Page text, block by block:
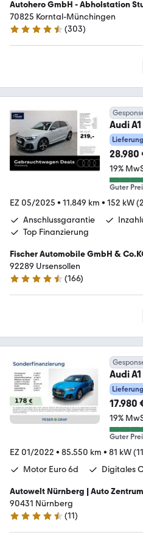
Autohero GmbH - Abholstation
70825 Korntal-Münchingen
4.4 Sterne
(303)
Audi
LED/
28.980
19%
Guter
EZ 05/2025 • 11.849 km • 152 kW
Anschlussgarantie
Top Finanzierung
Fischer Automobile GmbH &
92289 Ursensollen
4.7 Sterne
(166)
Audi
tronic
17.980
19%
Guter
EZ 01/2022 • 85.550 km • 81 kW
Motor Euro 6d
Digitales
Autowelt Nürnberg | Auto
GmbH
90431 Nürnberg
4.7 Sterne
(11)